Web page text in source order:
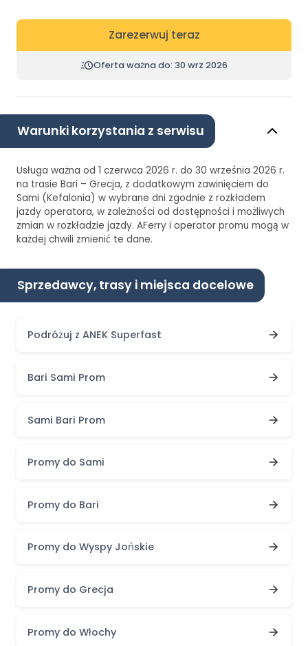
Zarezerwuj teraz
Oferta ważna do: 30 wrz 2026
Warunki korzystania z serwisu
Usługa ważna od 1 czerwca 2026 r. do 30 września 2026 r.
na trasie Bari – Grecja, z dodatkowym zawinięciem do
Sami (Kefalonia) w wybrane dni zgodnie z rozkładem
jazdy operatora, w zależności od dostępności i możliwych
zmian w rozkładzie jazdy. AFerry i operator promu mogą w
każdej chwili zmienić te dane.
Sprzedawcy, trasy i miejsca docelowe
Podróżuj z ANEK Superfast
Bari Sami Prom
Sami Bari Prom
Promy do Sami
Promy do Bari
Promy do Wyspy Jońskie
Promy do Grecja
Promy do Włochy